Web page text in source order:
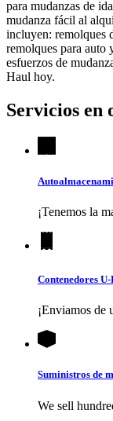
para mudanzas de
mudanza fácil al
incluyen: remolques
remolques para auto
esfuerzos de
Haul hoy.
Servicios en
¡Tenemos la
Contenedores
¡Enviamos de
Suministros de
We sell